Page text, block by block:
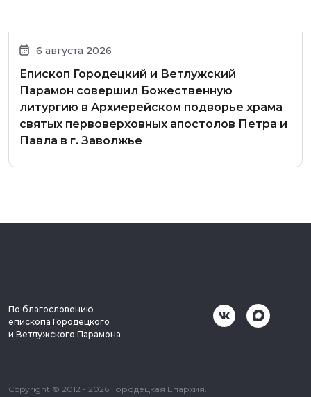
6 августа 2026
Епископ Городецкий и Ветлужский
Парамон совершил Божественную
литургию в Архиерейском подворье храма
святых первоверховных апостолов Петра и
Павла в г. Заволжье
По благословению
епископа Городецкого
и Ветлужского Парамона
Copyright © 2012 - 2026 Городецкая Епархия.